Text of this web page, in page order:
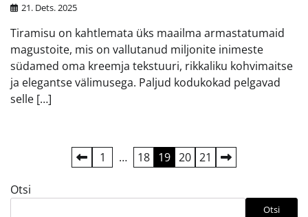
21. Dets. 2025
Tiramisu on kahtlemata üks maailma armastatumaid
magustoite, mis on vallutanud miljonite inimeste
südamed oma kreemja tekstuuri, rikkaliku kohvimaitse
ja elegantse välimusega. Paljud kodukokad pelgavad
selle […]
Postituste
leheküljendus
1 … 18 19 20 21
Otsi
Otsi